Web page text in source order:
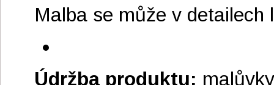
Malba se může v
Údržba produktu: